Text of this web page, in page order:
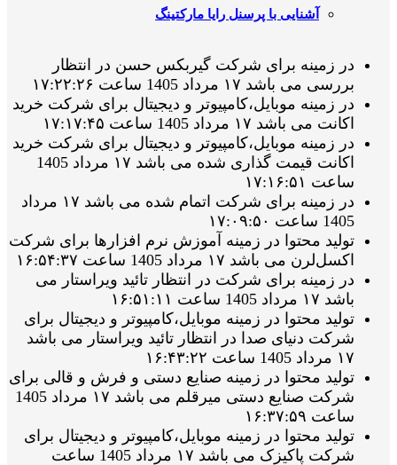
آشنایی با پرسنل رایا مارکتینگ
در زمینه برای شرکت گیربکس حسن در انتظار
بررسی می باشد ۱۷ مرداد 1405 ساعت ۱۷:۲۲:۲۶
در زمینه موبایل،کامپیوتر و دیجیتال برای شرکت خرید
اکانت می باشد ۱۷ مرداد 1405 ساعت ۱۷:۱۷:۴۵
در زمینه موبایل،کامپیوتر و دیجیتال برای شرکت خرید
اکانت قیمت گذاری شده می باشد ۱۷ مرداد 1405
ساعت ۱۷:۱۶:۵۱
در زمینه برای شرکت اتمام شده می باشد ۱۷ مرداد
1405 ساعت ۱۷:۰۹:۵۰
تولید محتوا در زمینه آموزش نرم افزارها برای شرکت
اکسل‌لرن می باشد ۱۷ مرداد 1405 ساعت ۱۶:۵۴:۳۷
در زمینه برای شرکت در انتظار تائید ویراستار می
باشد ۱۷ مرداد 1405 ساعت ۱۶:۵۱:۱۱
تولید محتوا در زمینه موبایل،کامپیوتر و دیجیتال برای
شرکت دنیای صدا در انتظار تائید ویراستار می باشد
۱۷ مرداد 1405 ساعت ۱۶:۴۳:۲۲
تولید محتوا در زمینه صنایع دستی و فرش و قالی برای
شرکت صنایع دستی میرقلم می باشد ۱۷ مرداد 1405
ساعت ۱۶:۳۷:۵۹
تولید محتوا در زمینه موبایل،کامپیوتر و دیجیتال برای
شرکت پاکیزک می باشد ۱۷ مرداد 1405 ساعت